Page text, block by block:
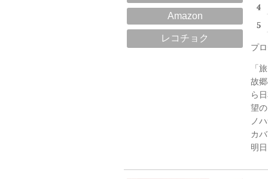
Amazon
レコチョク
プ
「
故
ら
望
ノ
カ
明